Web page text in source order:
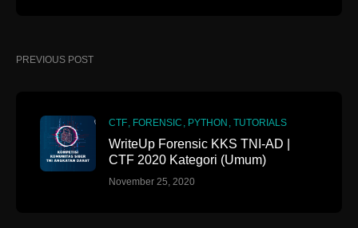
PREVIOUS POST
CTF FORENSIC PYTHON TUTORIALS
WriteUp Forensic KKS TNI-AD |
CTF 2020 Kategori (Umum)
November 25, 2020